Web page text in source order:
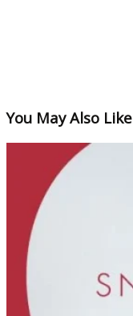
You May Also Like